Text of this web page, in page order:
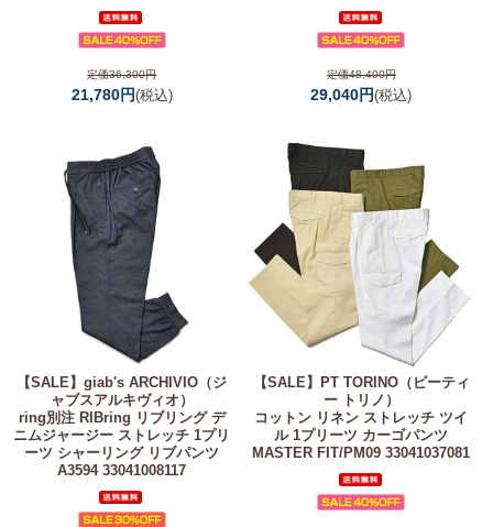
定価36,300円
21,780円(税込)
定価48,400円
29,040円(税込)
【SALE】giab's ARCHIVIO（ジ
ャブスアルキヴィオ）
ring別注 RIBring リブリング デ
ニムジャージー ストレッチ 1プリ
ーツ シャーリング リブパンツ
A3594 33041008117
【SALE】 PT TORINO（ピーティ
ー トリノ）
コットン リネン ストレッチ ツイ
ル 1プリーツ カーゴパンツ
MASTER FIT/PM09 33041037081